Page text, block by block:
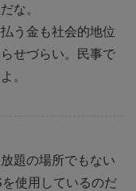
な。
う金も社会的地位
せづらい。民事で
。
題の場所でもない
使用しているのだ